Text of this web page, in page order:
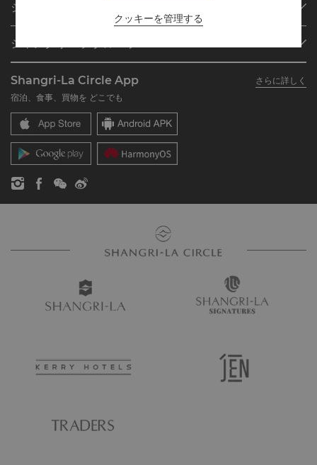
ご予約の検索
レストラン＆バー
シャングリ・ラ サークル
シャングリ・ラ サークルに入会
よくあるお問合せや質問
SLCに関するお問い合わせ
シャングリ・ラ グループ
シャングリ・ラ ブランド
シャングリ・ラ センター
レジデンス
お問い合わせ
採用情報
企業の社会的責任
ニュース
Shangri-La Circle App
さらに詳しく
宿泊、食事、買物を どこでも
クッキーを管理する